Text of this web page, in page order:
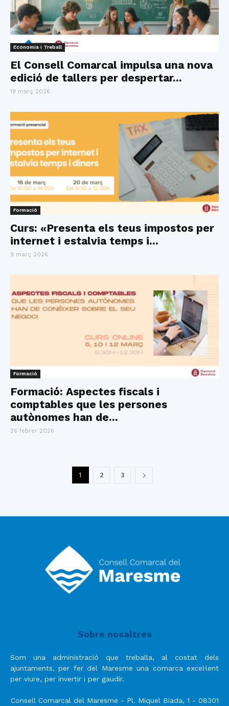
Economia i Treball
El Consell Comarcal impulsa una nova
edició de tallers per despertar...
19 març 2026
Formació
Curs: «Presenta els teus impostos per
internet i estalvia temps i...
9 març 2026
Formació
Formació: Aspectes fiscals i
comptables que les persones
autònomes han de...
26 febrer 2026
1 2 3
Sobre nosaltres
Som una administració que treballa, al costat dels
ajuntaments, per fer del Maresme una comarca excel·lent
per viure, per invertir i per gaudir.
Consell Comarcal del Maresme - Pl. Miquel Biada, 1 - 08301